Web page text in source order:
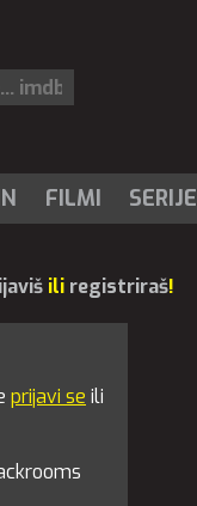
FILMI SERIJE
ili registriraš!
prijavi se ili